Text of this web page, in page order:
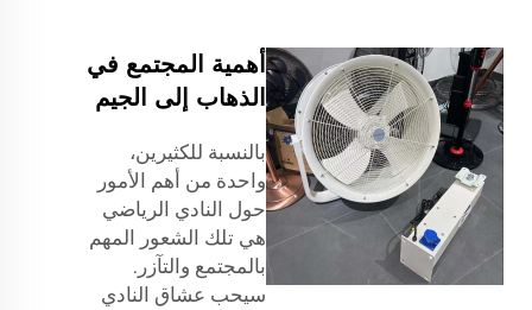
أهمية المجتمع في
الذهاب إلى الجيم
بالنسبة للكثيرين،
واحدة من أهم الأمور
حول النادي الرياضي
هي تلك الشعور المهم
بالمجتمع والتآزر.
سيحب عشاق النادي